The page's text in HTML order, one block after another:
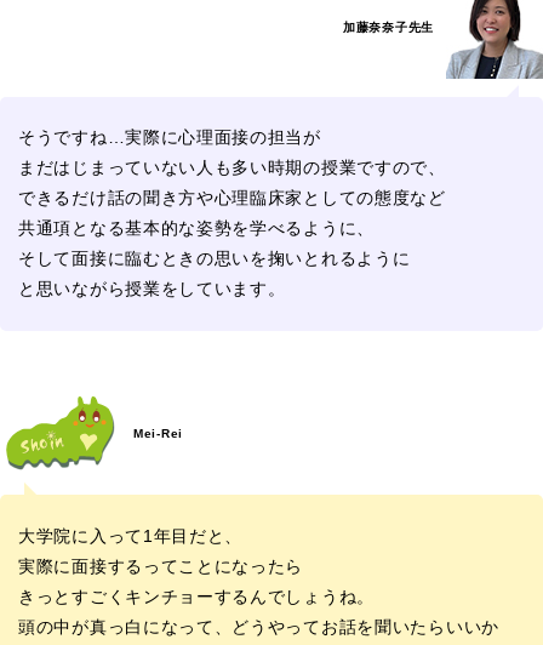
加藤奈奈子先生
そうですね…実際に心理面接の担当が
まだはじまっていない人も多い時期の授業ですので、
できるだけ話の聞き方や心理臨床家としての態度など
共通項となる基本的な姿勢を学べるように、
そして面接に臨むときの思いを掬いとれるように
と思いながら授業をしています。
Mei-Rei
大学院に入って1年目だと、
実際に面接するってことになったら
きっとすごくキンチョーするんでしょうね。
頭の中が真っ白になって、どうやってお話を聞いたらいいか